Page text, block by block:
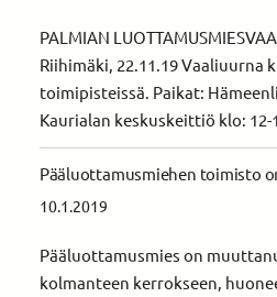
PALMIAN
Riihimäki, 22.11.19 Vaaliuurna
toimipisteissä. Paikat:
Kaurialan keskuskeittiö klo:
Pääluottamusmiehen toimisto
10.1.2019
Pääluottamusmies on
kolmanteen kerrokseen,